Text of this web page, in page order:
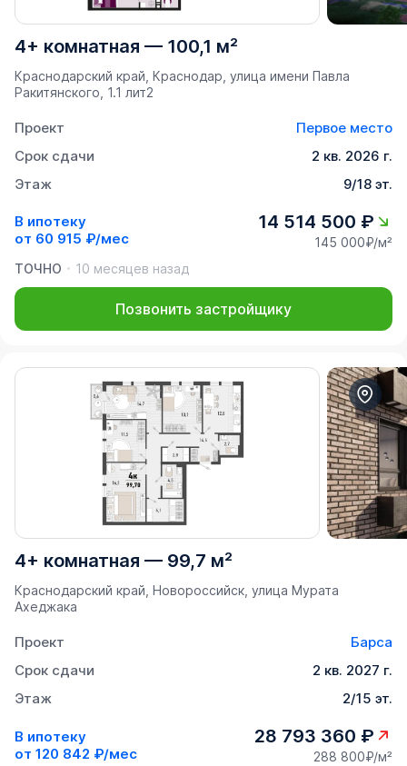
4+ комнатная — 100,1 м²
Краснодарский край, Краснодар, улица имени Павла
Ракитянского, 1.1 лит2
Проект
Первое место
Срок сдачи
2 кв. 2026 г.
Этаж
9/18 эт.
В ипотеку
от 60 915 ₽/мес
14 514 500 ₽
145 000₽/м²
ТОЧНО
10 месяцев назад
Позвонить застройщику
4+ комнатная — 99,7 м²
Краснодарский край, Новороссийск, улица Мурата
Ахеджака
Проект
Барса
Срок сдачи
2 кв. 2027 г.
Этаж
2/15 эт.
В ипотеку
от 120 842 ₽/мес
28 793 360 ₽
288 800₽/м²